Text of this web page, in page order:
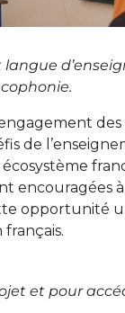
de
opportunité
français.
et pour